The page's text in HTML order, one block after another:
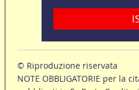
© Riproduzione riservata
NOTE OBBLIGATORIE per